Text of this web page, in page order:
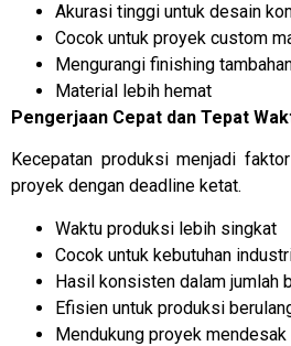
Akurasi tinggi untuk desain
Cocok untuk proyek custom
Mengurangi finishing
Material lebih hemat
Pengerjaan Cepat dan Tepat
Kecepatan produksi menjadi
proyek dengan deadline ketat.
Waktu produksi lebih singkat
Cocok untuk kebutuhan
Hasil konsisten dalam jumlah
Efisien untuk produksi
Mendukung proyek mendesak